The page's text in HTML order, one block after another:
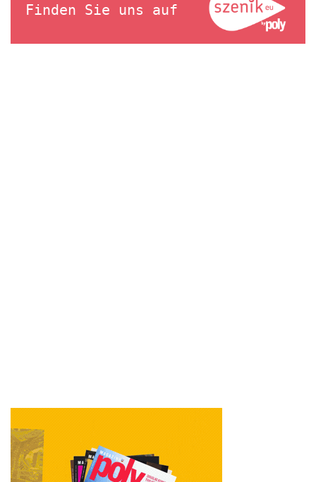
Finden Sie uns auf